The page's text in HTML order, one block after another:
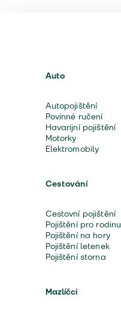
Auto
Autopojištění
Povinné ručení
Havarijní pojištění
Motorky
Elektromobily
Cestování
Cestovní pojištění
Pojištění pro rodinu
Pojištění na hory
Pojištění letenek
Pojištění storna
Mazlíčci